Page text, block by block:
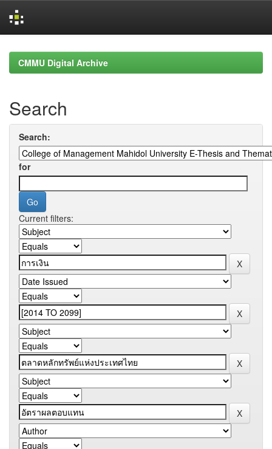
navigationCMMU Digital Archive
Search
Search:
for
Current filters: